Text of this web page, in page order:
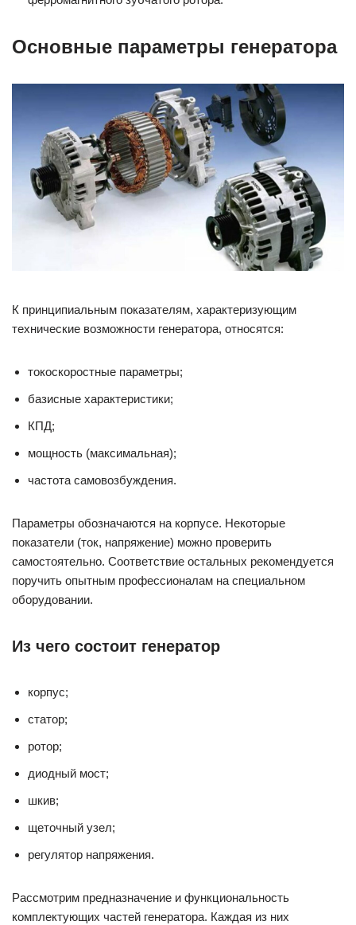
Основные параметры генератора
К принципиальным показателям, характеризующим
технические возможности генератора, относятся:
токоскоростные параметры;
базисные характеристики;
КПД;
мощность (максимальная);
частота самовозбуждения.
Параметры обозначаются на корпусе. Некоторые
показатели (ток, напряжение) можно проверить
самостоятельно. Соответствие остальных рекомендуется
поручить опытным профессионалам на специальном
оборудовании.
Из чего состоит генератор
корпус;
статор;
ротор;
диодный мост;
шкив;
щеточный узел;
регулятор напряжения.
Рассмотрим предназначение и функциональность
комплектующих частей генератора. Каждая из них